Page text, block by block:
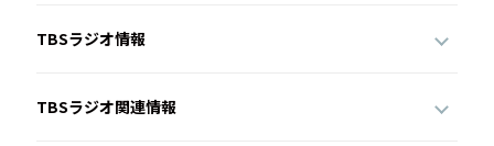
TBSラジオ情報
TBSラジオ関連情報